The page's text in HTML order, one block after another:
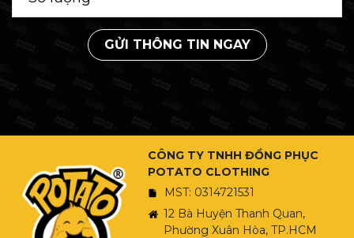
GỬI THÔNG TIN NGAY
CÔNG TY TNHH ĐỒNG PHỤC
POTATO CLOTHING
MST: 0314721531
12 Bà Huyện Thanh Quan,
Phường Xuân Hòa, TP.HCM